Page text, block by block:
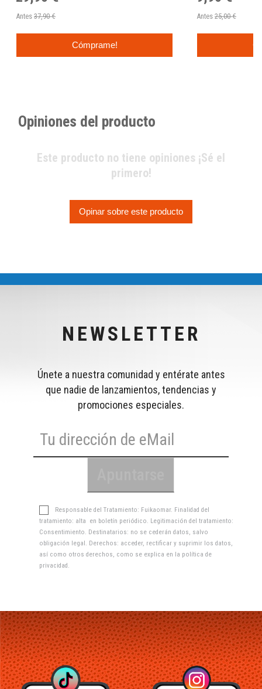
Antes 37,90 €
Cómprame!
Antes 25,00 €
Opiniones del producto
Este producto no tiene opiniones ¡Sé el
primero!
Opinar sobre este producto
NEWSLETTER
Únete a nuestra comunidad y entérate antes
que nadie de lanzamientos, tendencias y
promociones especiales.
Responsable del Tratamiento: Fuikaomar. Finalidad del
tratamiento: alta en boletín periódico. Legitimación del tratamiento:
Consentimiento. Destinatarios: no se cederán datos, salvo
obligación legal. Derechos: acceder, rectificar y suprimir los datos,
así como otros derechos, como se explica en la política de
privacidad .